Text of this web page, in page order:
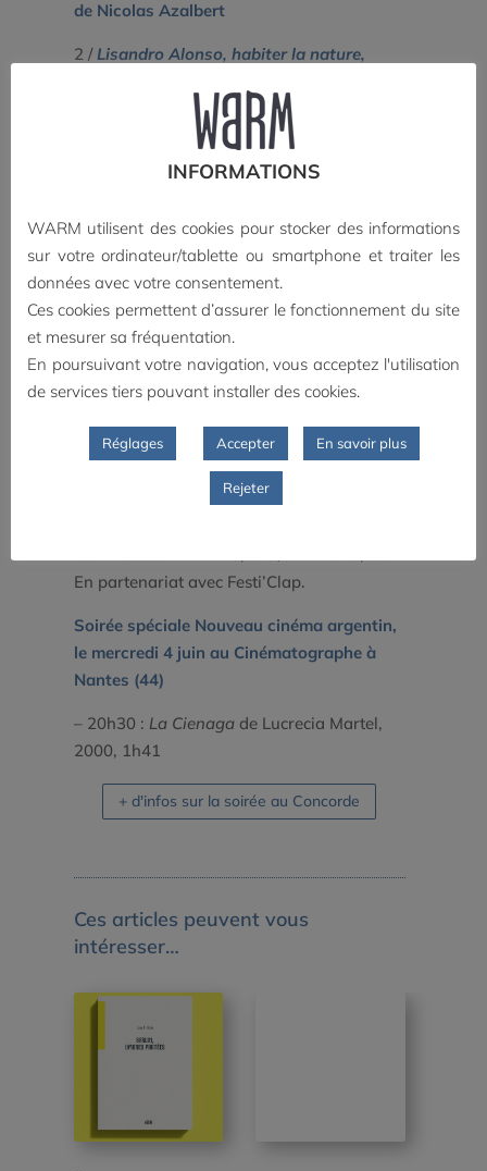
de Nicolas Azalbert
2 / Lisandro Alonso, habiter la nature,
30€ (frais de port offerts)
au lieu de 40 € (32+8 € de frais de port)
Autour du lancement du livre :
Soirée spéciale Cinéma argentin, le jeudi
10 avril 2025, cinéma Le Concorde à La
Roche-sur-Yon (85) :
chose de neuf, quelque chose d’emprunté
de Hernán Rosselli, 2025, 1h40
La Cienagade Lucrecia Martel,
En partenariat avec Festi’Clap.
Soirée spéciale Nouveau cinéma argentin,
le mercredi 4 juin au Cinématographe à
Nantes (44)
– 20h30 : La Cienaga de Lucrecia Martel,
2000, 1h41
+ d'infos sur la soirée au Concorde
Ces articles peuvent vous
intéresser…
INFORMATIONS
WARM utilisent des cookies pour stocker des informations
sur votre ordinateur/tablette ou smartphone et traiter les
données avec votre consentement.
Ces cookies permettent d’assurer le fonctionnement du site
et mesurer sa fréquentation.
En poursuivant votre navigation, vous acceptez l'utilisation
de services tiers pouvant installer des cookies.
Réglages Accepter En savoir plus
Rejeter